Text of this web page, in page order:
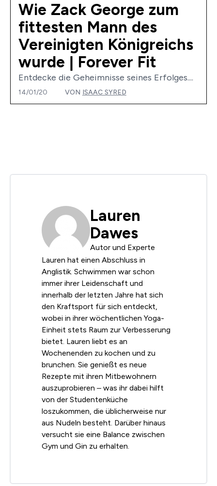
Wie Zack George zum
fittesten Mann des
Vereinigten Königreichs
wurde | Forever Fit
Entdecke die Geheimnisse seines Erfolges....
14/01/20 VON ISAAC SYRED
Lauren
Dawes
Autor und Experte
Lauren hat einen Abschluss in
Anglistik. Schwimmen war schon
immer ihrer Leidenschaft und
innerhalb der letzten Jahre hat sich
den Kraftsport für sich entdeckt,
wobei in ihrer wöchentlichen Yoga-
Einheit stets Raum zur Verbesserung
bietet. Lauren liebt es an
Wochenenden zu kochen und zu
brunchen. Sie genießt es neue
Rezepte mit ihren Mitbewohnern
auszuprobieren – was ihr dabei hilft
von der Studentenküche
loszukommen, die üblicherweise nur
aus Nudeln besteht. Darüber hinaus
versucht sie eine Balance zwischen
Gym und Gin zu erhalten.